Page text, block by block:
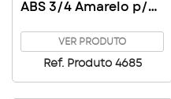
ABS 3/4 Amarelo p/
VER PRODUTO
Ref. Produto 4685